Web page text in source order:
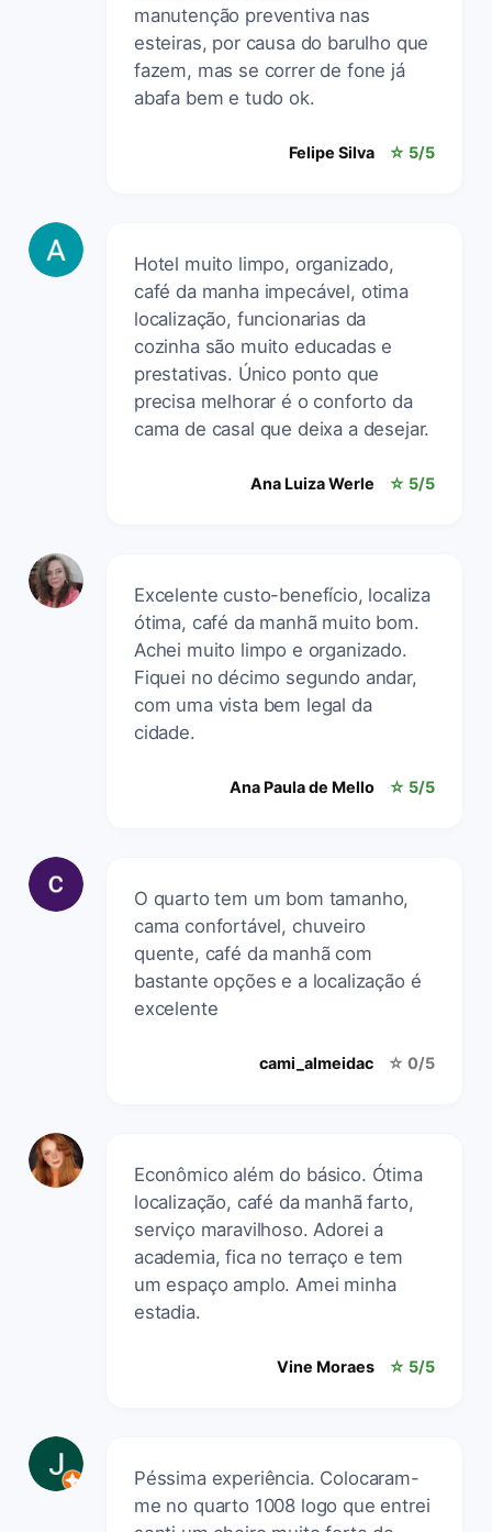
manutenção preventiva nas
esteiras, por causa do barulho que
fazem, mas se correr de fone já
abafa bem e tudo ok.
Felipe Silva ☆ 5/5
Hotel muito limpo, organizado,
café da manha impecável, otima
localização, funcionarias da
cozinha são muito educadas e
prestativas. Único ponto que
precisa melhorar é o conforto da
cama de casal que deixa a desejar.
Ana Luiza Werle ☆ 5/5
Excelente custo-benefício, localiza
ótima, café da manhã muito bom.
Achei muito limpo e organizado.
Fiquei no décimo segundo andar,
com uma vista bem legal da
cidade.
Ana Paula de Mello ☆ 5/5
O quarto tem um bom tamanho,
cama confortável, chuveiro
quente, café da manhã com
bastante opções e a localização é
excelente
cami_almeidac ☆ 0/5
Econômico além do básico. Ótima
localização, café da manhã farto,
serviço maravilhoso. Adorei a
academia, fica no terraço e tem
um espaço amplo. Amei minha
estadia.
Vine Moraes ☆ 5/5
Péssima experiência. Colocaram-
me no quarto 1008 logo que entrei